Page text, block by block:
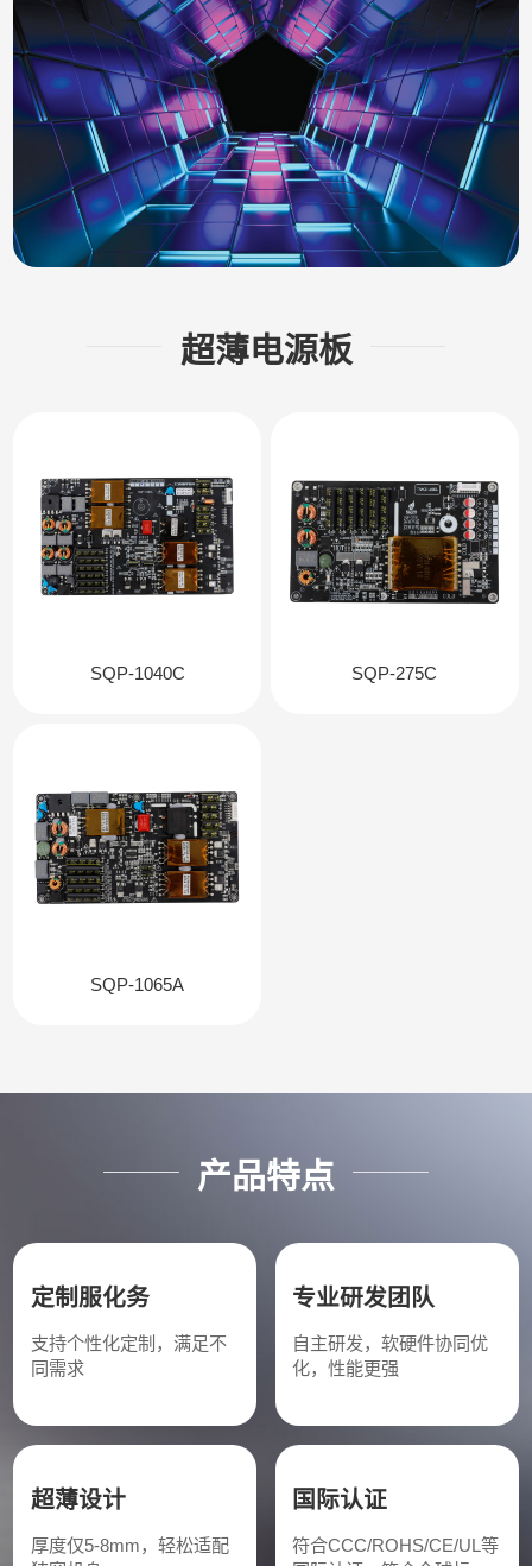
超薄电源板
SQP-1040C SQP-275C
SQP-1065A
产品特点
定制服化务
支持个性化定制，满足不
同需求
专业研发团队
自主研发，软硬件协同优
化，性能更强
超薄设计
厚度仅5-8mm，轻松适配
国际认证
符合CCC/ROHS/CE/UL等